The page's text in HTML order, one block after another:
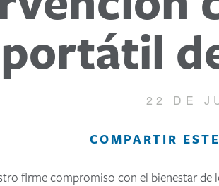
portátil
22 DE
COMPARTIR
firme compromiso con el bienestar de